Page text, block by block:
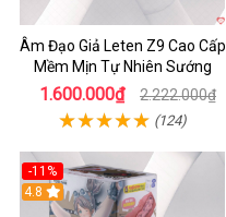
Âm Đạo Giả Leten Z9 Cao Cấp
Mềm Mịn Tự Nhiên Sướng
1.600.000₫ 2.222.000₫
(124)
-11%
4.8